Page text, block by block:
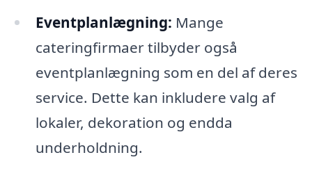
Eventplanlægning: Mange
cateringfirmaer tilbyder også
eventplanlægning som en del af deres
service. Dette kan inkludere valg af
lokaler, dekoration og endda
underholdning.